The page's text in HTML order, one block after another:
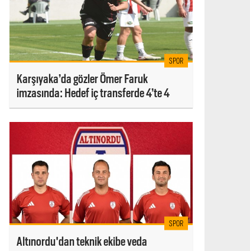
SPOR
Karşıyaka’da gözler Ömer Faruk
imzasında: Hedef iç transferde 4’te 4
SPOR
Altınordu'dan teknik ekibe veda